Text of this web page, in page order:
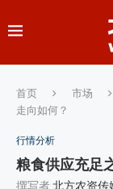
首页 市场
走向如何？
行情分析
粮食供应充足
撰写者北方农资传